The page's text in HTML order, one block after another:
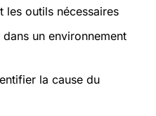
les outils nécessaires
dans un environnement
la cause du